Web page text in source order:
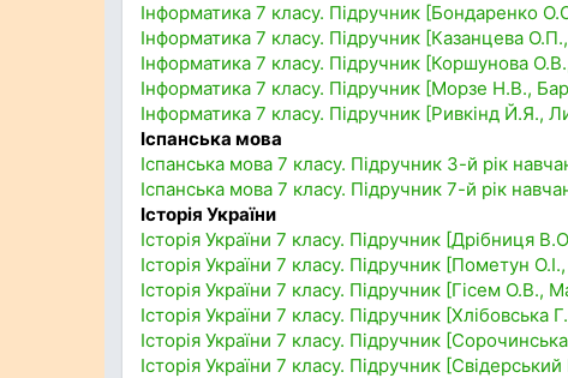
Інформатика 7 класу. Підручник [Бондаренко
Інформатика 7 класу. Підручник [Казанцева
Інформатика 7 класу. Підручник [Коршунова
Інформатика 7 класу. Підручник [Морзе Н.В.,
Інформатика 7 класу. Підручник [Ривкінд Й.Я.,
Іспанська мова
Іспанська мова 7 класу. Підручник 3-й рік
Іспанська мова 7 класу. Підручник 7-й рік
Історія України
Історія України 7 класу. Підручник [Дрібниця
Історія України 7 класу. Підручник [Пометун
Історія України 7 класу. Підручник [Гісем О.В.,
Історія України 7 класу. Підручник
Історія України 7 класу. Підручник
Історія України 7 класу. Підручник